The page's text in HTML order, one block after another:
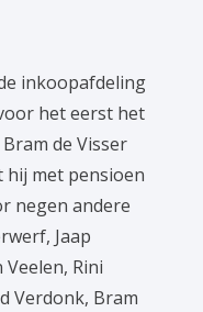
inkoopafdeling
het eerst het
de Visser
met pensioen
negen andere
Jaap
Veelen, Rini
Verdonk, Bram